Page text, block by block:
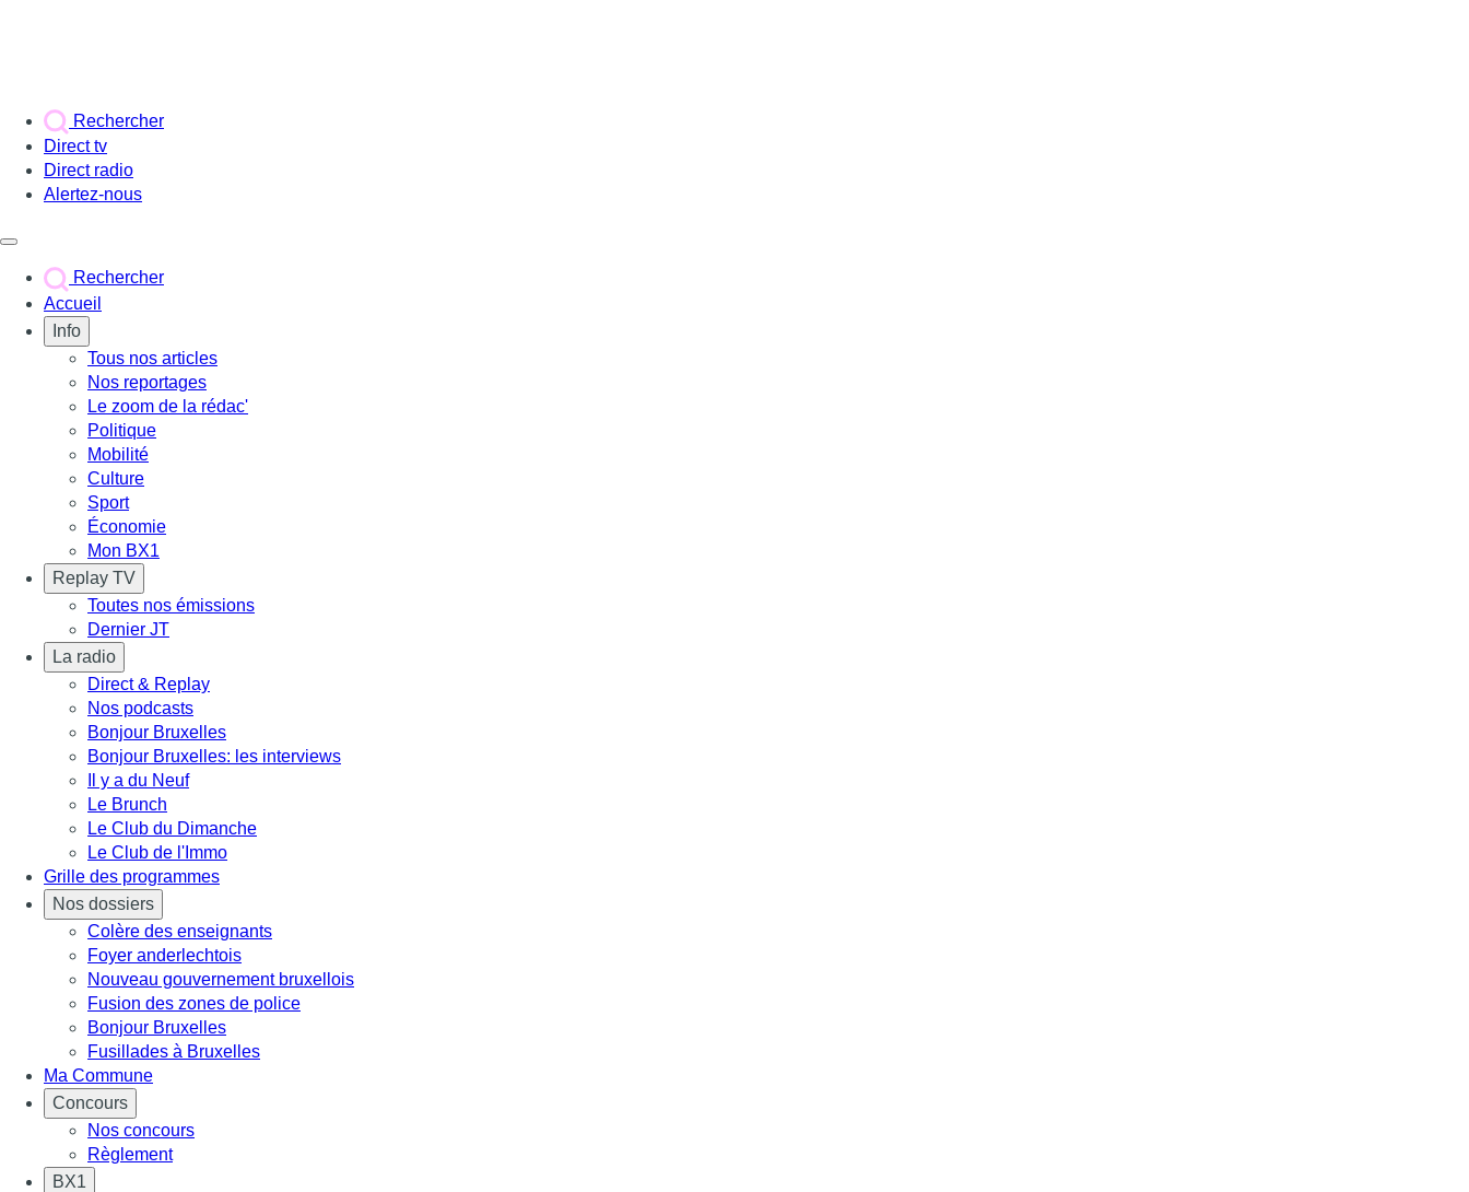
Rechercher
Direct tv
Direct radio
Alertez-nous
Rechercher
Accueil
Info
Tous nos articles
Nos reportages
Le zoom de la rédac'
Politique
Mobilité
Culture
Sport
Économie
Mon BX1
Replay TV
Toutes nos émissions
Dernier JT
La radio
Direct & Replay
Nos podcasts
Bonjour Bruxelles
Bonjour Bruxelles: les interviews
Il y a du Neuf
Le Brunch
Le Club du Dimanche
Le Club de l'Immo
Grille des programmes
Nos dossiers
Colère des enseignants
Foyer anderlechtois
Nouveau gouvernement bruxellois
Fusion des zones de police
Bonjour Bruxelles
Fusillades à Bruxelles
Ma Commune
Concours
Nos concours
Règlement
BX1